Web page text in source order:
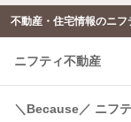
エアコンあり
温水洗浄便座
コンロ2口以上
不動産・住宅情報のニフ
ニフティ不動産
＼Because／ ニフ